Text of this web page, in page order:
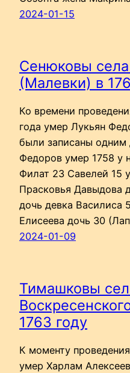
2024-01-15
Сенюковы села
(Малевки) в
Ко времени
года умер Лукьян
были записаны одним
Федоров умер 1758 у
Филат 23 Савелей 15
Прасковья Давыдова
дочь девка Василиса
Елисеева дочь 30
2024-01-09
Тимашковы
1763 году
К моменту
умер Харлам